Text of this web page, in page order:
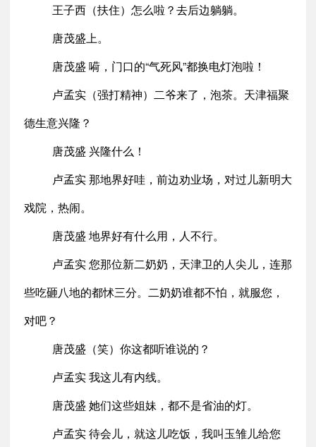
王子西（扶住）怎么啦？去后边躺躺。
唐茂盛上。
唐茂盛 嗬，门口的“气死风”都换电灯泡啦！
卢孟实（强打精神）二爷来了，泡茶。天津福聚
德生意兴隆？
唐茂盛 兴隆什么！
卢孟实 那地界好哇，前边劝业场，对过儿新明大
戏院，热闹。
唐茂盛 地界好有什么用，人不行。
卢孟实 您那位新二奶奶，天津卫的人尖儿，连那
些吃砸八地的都怵三分。二奶奶谁都不怕，就服您，
对吧？
唐茂盛（笑）你这都听谁说的？
卢孟实 我这儿有内线。
唐茂盛 她们这些姐妹，都不是省油的灯。
卢孟实 待会儿，就这儿吃饭，我叫玉雏儿给您